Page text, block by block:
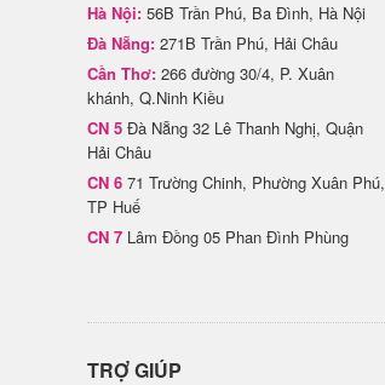
Hà Nội: 56B Trần Phú, Ba Đình, Hà Nội
Đà Nẵng: 271B Trần Phú, Hải Châu
Cần Thơ: 266 đường 30/4, P. Xuân
khánh, Q.Ninh Kiều
CN 5 Đà Nẵng 32 Lê Thanh Nghị, Quận
Hải Châu
CN 6 71 Trường Chinh, Phường Xuân Phú,
TP Huế
CN 7 Lâm Đồng 05 Phan Đình Phùng
TRỢ GIÚP